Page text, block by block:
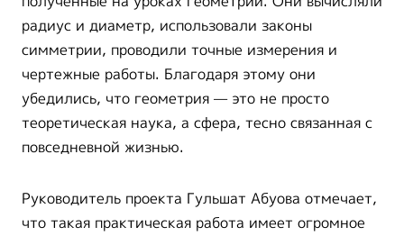
радиус и диаметр, использовали законы
симметрии, проводили точные измерения и
чертежные работы. Благодаря этому они
убедились, что геометрия — это не просто
теоретическая наука, а сфера, тесно связанная с
повседневной жизнью.
Руководитель проекта Гульшат Абуова отмечает,
что такая практическая работа имеет огромное